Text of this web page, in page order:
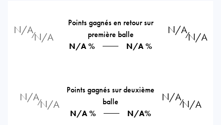
N/A⁄N/A
Points gagnés en retour sur
première balle
N/A %
N/A %
N/A⁄N/A
N/A⁄N/A
Points gagnés sur deuxième
balle
N/A %
N/A%
N/A⁄N/A